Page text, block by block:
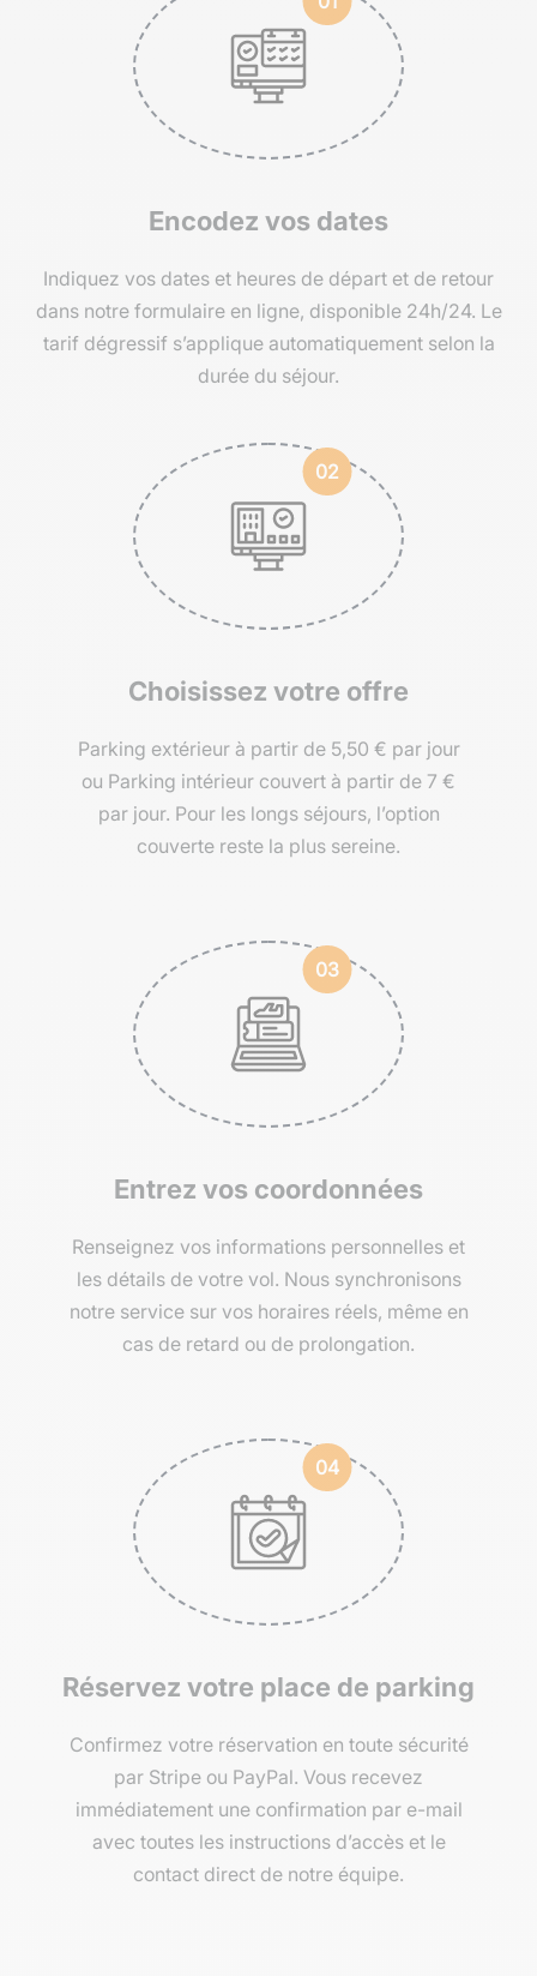
Encodez vos dates
Indiquez vos dates et heures de départ et de retour
dans notre formulaire en ligne, disponible 24h/24. Le
tarif dégressif s’applique automatiquement selon la
durée du séjour.
Choisissez votre offre
Parking extérieur à partir de 5,50 € par jour
ou Parking intérieur couvert à partir de 7 €
par jour. Pour les longs séjours, l’option
couverte reste la plus sereine.
02
Entrez vos coordonnées
Renseignez vos informations personnelles et
les détails de votre vol. Nous synchronisons
notre service sur vos horaires réels, même en
cas de retard ou de prolongation.
03
Réservez votre place de parking
Confirmez votre réservation en toute sécurité
par Stripe ou PayPal. Vous recevez
immédiatement une confirmation par e-mail
avec toutes les instructions d’accès et le
contact direct de notre équipe.
04